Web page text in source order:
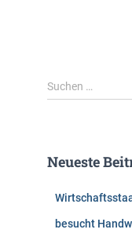
S
u
n
Suchen …
Neueste
besucht